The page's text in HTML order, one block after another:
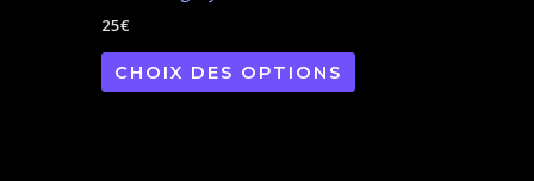
25€
CHOIX DES OPTIONS